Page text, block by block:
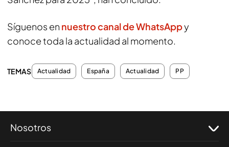
Síguenos en nuestro canal de WhatsAppy
conoce toda la actualidad al momento.
TEMAS Actualidad España Actualidad PP
Nosotros